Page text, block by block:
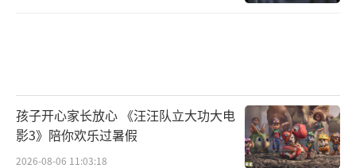
孩子开心家长放心 《汪汪队立大功大电
影3》陪你欢乐过暑假
2026-08-06 11:03:18